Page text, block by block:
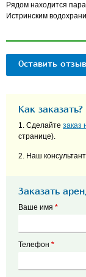
Рядом находится
Истринским
Оставить отзыв
Как заказать?
1. Сделайте заказ
странице).
2. Наш
Заказать
Ваше имя *
Телефон *